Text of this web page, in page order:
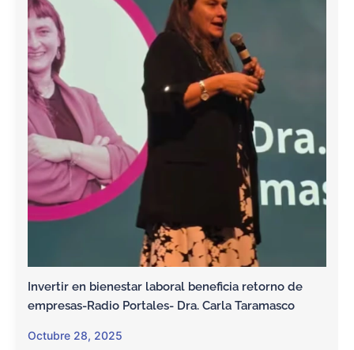
Invertir en bienestar laboral beneficia retorno de
empresas-Radio Portales- Dra. Carla Taramasco
Octubre 28, 2025